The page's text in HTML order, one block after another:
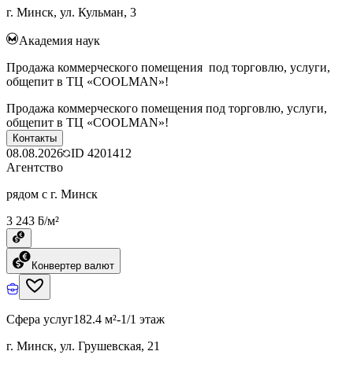
г. Минск, ул. Кульман, 3
Академия наук
Продажа коммерческого помещения под торговлю, услуги,
общепит в ТЦ «COOLMAN»!
Продажа коммерческого помещения под торговлю, услуги,
общепит в ТЦ «COOLMAN»!
Контакты
08.08.2026 ID 4201412
Агентство
рядом с г. Минск
3 243 ƃ/м²
Конвертер валют
Сфера услуг182.4 м²-1/1 этаж
г. Минск, ул. Грушевская, 21